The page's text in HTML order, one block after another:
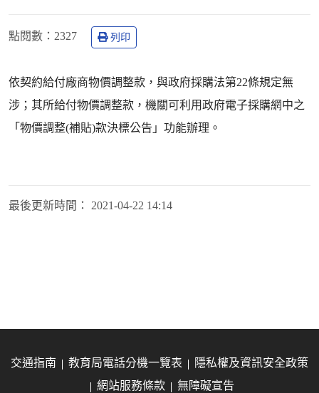
點閱數 ：2327 列印
依契約給付廠商物價調整款，與政府採購法第22條規定無
涉；其所給付物價調整款，機關可利用政府電子採購網中之
「物價調整(補貼)款決標公告」功能辦理。
最後更新時間： 2021-04-22 14:14
交通指南 教育局電話分機一覽表
隱私權及資訊安全政策
網站服務條款
無障礙宣告